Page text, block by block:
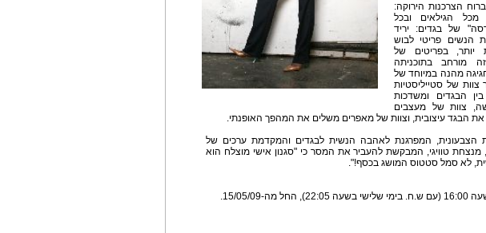
הצרכנות הירוקה:
הגילאים ובכל
של בגדים: יריד
הנשים פריטי לבוש
יותר, בפריטים של
זה מורחב בתוכניתה
מהנה במיוחד של
של סטייליסטיות
הבגדים ומשדכות
צוות של מעצבים
הבגד עיצובית, וצוות של מאפרים משלים את המהפך האופנתי.
הצבעונית, המפרגנת לאהבה הנשית לבגדים והמקדמת ערכים של
מנצחת טוויגי, המבקשת להעביר את המסר כי "סגנון אישי מוצלח הוא
לא סמל סטטוס המושג בכסף!".
15/05/09.